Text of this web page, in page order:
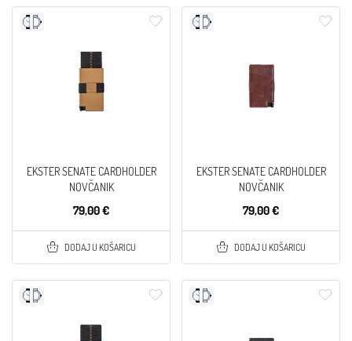
EKSTER SENATE CARDHOLDER
NOVČANIK
79,00 €
DODAJ U KOŠARICU
EKSTER SENATE CARDHOLDER
NOVČANIK
79,00 €
DODAJ U KOŠARICU